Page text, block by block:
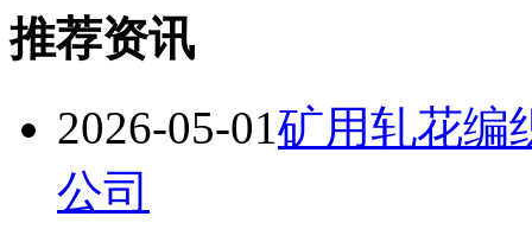
推荐资讯
2026-05-01矿用轧花编
公司